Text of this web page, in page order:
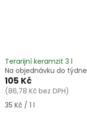
Terarijní keramzit 3 l
Na objednávku do týdne
105 Kč
(86,78 Kč bez DPH)
Měrná
35 Kč / 1 l